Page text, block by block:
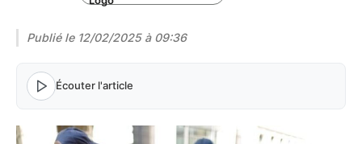
Publié le 12/02/2025 à 09:36
Écouter l'article